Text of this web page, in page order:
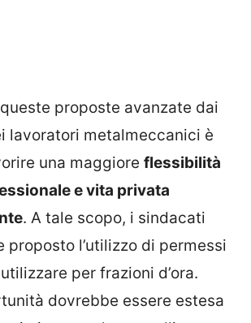
proposte avanzate dai
lavoratori metalmeccanici è
una maggiore flessibilità
e vita privata
. A tale scopo, i sindacati
proposto l’utilizzo di permessi
per frazioni d’ora.
dovrebbe essere estesa